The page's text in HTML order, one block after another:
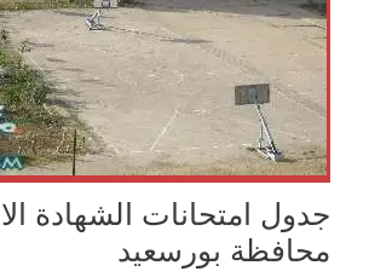
محافظة بورسعيد